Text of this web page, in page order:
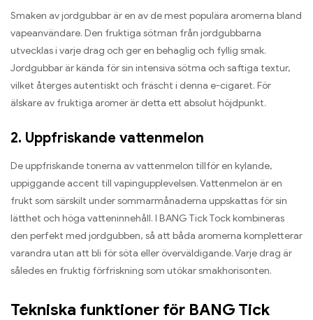
Smaken av jordgubbar är en av de mest populära aromerna bland
vapeanvändare. Den fruktiga sötman från jordgubbarna
utvecklas i varje drag och ger en behaglig och fyllig smak.
Jordgubbar är kända för sin intensiva sötma och saftiga textur,
vilket återges autentiskt och fräscht i denna e-cigaret. För
älskare av fruktiga aromer är detta ett absolut höjdpunkt.
2. Uppfriskande vattenmelon
De uppfriskande tonerna av vattenmelon tillför en kylande,
uppiggande accent till vapingupplevelsen. Vattenmelon är en
frukt som särskilt under sommarmånaderna uppskattas för sin
lätthet och höga vatteninnehåll. I BANG Tick Tock kombineras
den perfekt med jordgubben, så att båda aromerna kompletterar
varandra utan att bli för söta eller överväldigande. Varje drag är
således en fruktig förfriskning som utökar smakhorisonten.
Tekniska funktioner för BANG Tick